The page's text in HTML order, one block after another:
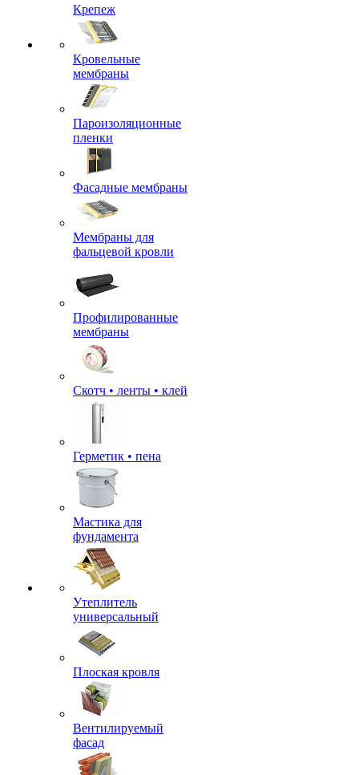
Крепеж
Кровельные
мембраны
Пароизоляционные
пленки
Фасадные мембраны
Мембраны для
фальцевой кровли
Профилированные
мембраны
Скотч • ленты • клей
Герметик • пена
Мастика для
фундамента
Утеплитель
универсальный
Плоская кровля
Вентилируемый
фасад